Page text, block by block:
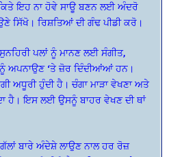
ਕਿਤੇ ਇਹ ਨਾ ਹੋਵੇ ਸਾਊ ਬਣਨ ਲਈ ਅੰਦਰੋ
ਸਿੱਖੋ। ਰਿਸ਼ਤਿਆਂ ਦੀ ਗੰਢ ਪੀਡੀ ਕਰੋ।
ਪਲਾਂ ਨੂੰ ਮਾਨਣ ਲਈ ਸੰਗੀਤ,
ਅਪਨਾਉਣ ‘ਤੇ ਜ਼ੋਰ ਦਿੰਦੀਆਂਆਂ ਹਨ।
ਅਧੂਰੀ ਹੁੰਦੀ ਹੈ। ਚੰਗਾ ਮਾੜਾ ਵੇਖਣਾ ਅਤੇ
ਹੈ। ਇਸ ਲਈ ਉਸਨੂੰ ਬਾਹਰ ਵੇਖਣ ਦੀ ਥਾਂ
ਬਾਰੇ ਅੰਦੇਸ਼ੇ ਲਾਉਣ ਨਾਲ ਹਰ ਰੋਜ਼